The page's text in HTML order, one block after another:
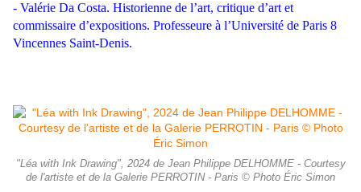
- Valérie Da Costa. Historienne de l’art, critique d’art et
commissaire d’expositions. Professeure à l’Université de Paris 8
Vincennes Saint-Denis.
"Léa with Ink Drawing", 2024 de Jean Philippe DELHOMME - Courtesy
de l'artiste et de la Galerie PERROTIN - Paris © Photo Éric Simon